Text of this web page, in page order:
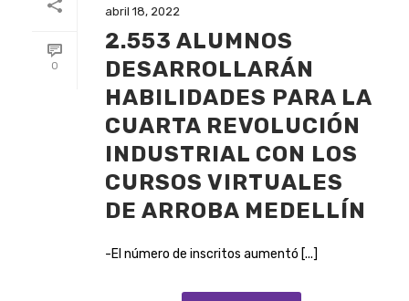
0
abril 18, 2022
2.553 ALUMNOS
DESARROLLARÁN
HABILIDADES PARA LA
CUARTA REVOLUCIÓN
INDUSTRIAL CON LOS
CURSOS VIRTUALES
DE ARROBA MEDELLÍN
-El número de inscritos aumentó [...]